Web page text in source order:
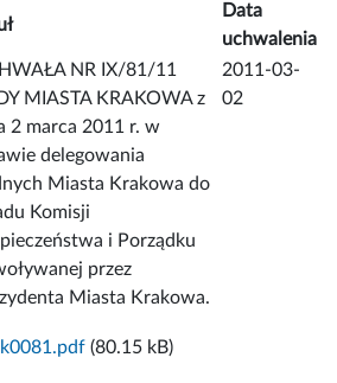
Data
uchwalenia
NR IX/81/11
MIASTA KRAKOWA z
2 marca 2011 r. w
delegowania
Miasta Krakowa do
Komisji
i Porządku
przez
Miasta Krakowa.
2011-03-
02
(80.15 kB)